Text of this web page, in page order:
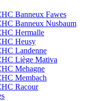
Banneux Fawes
Banneux Nusbaum
Hermalle
Heusy
Landenne
Liège Mativa
Mehagne
Membach
Racour